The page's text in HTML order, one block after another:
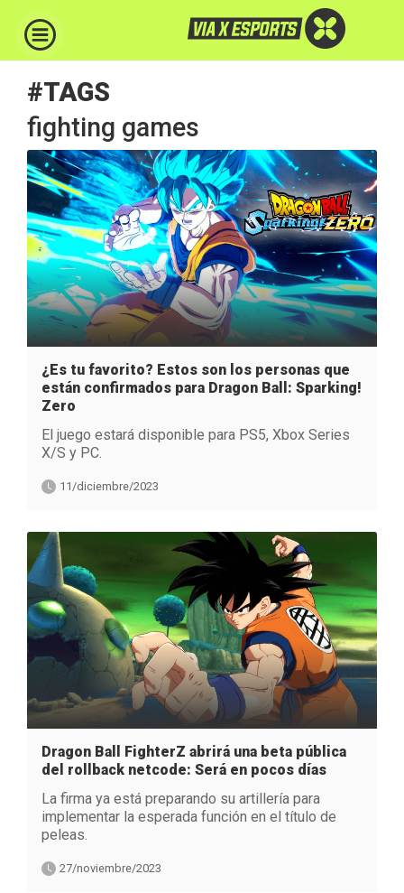
#TAGS
fighting games
¿Es tu favorito? Estos son los personas que
están confirmados para Dragon Ball: Sparking!
Zero
El juego estará disponible para PS5, Xbox Series
X/S y PC.
11/diciembre/2023
Dragon Ball FighterZ abrirá una beta pública
del rollback netcode: Será en pocos días
La firma ya está preparando su artillería para
implementar la esperada función en el título de
peleas.
27/noviembre/2023